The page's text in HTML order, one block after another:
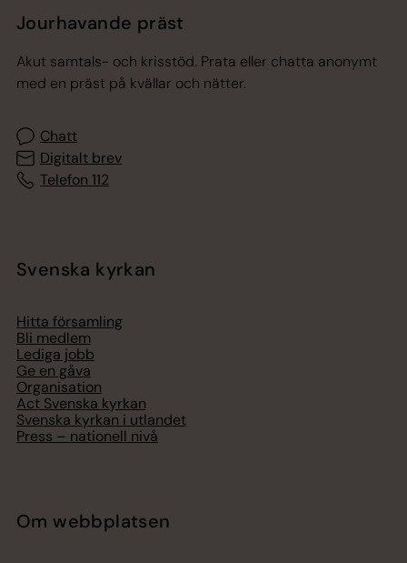
Jourhavande präst
Akut samtals- och krisstöd. Prata eller chatta anonymt
med en präst på kvällar och nätter.
Chatt
Digitalt brev
Telefon 112
Svenska kyrkan
Hitta församling
Bli medlem
Lediga jobb
Ge en gåva
Organisation
Act Svenska kyrkan
Svenska kyrkan i utlandet
Press – nationell nivå
Om webbplatsen